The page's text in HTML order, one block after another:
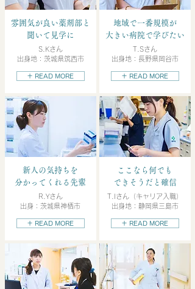
雰囲気が良い薬剤部と
聞いて見学に
S.Kさん
出身地：茨城県筑西市
＋ READ MORE
新人の気持ちを
分かってくれる先輩
R.Yさん
出身：茨城県神栖市
＋ READ MORE
地域で一番規模が
大きい病院で学びたい
T.Sさん
出身地：長野県岡谷市
＋ READ MORE
ここなら何でも
できそうだと確信
T.Iさん（キャリア入職）
出身地：静岡県三島市
＋ READ MORE